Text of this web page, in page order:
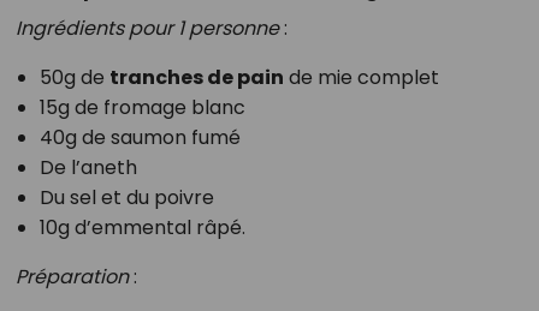
Ingrédients pour 1 personne:
50g de tranches de pain de mie complet
15g de fromage blanc
40g de saumon fumé
De l’aneth
Du sel et du poivre
10g d’emmental râpé.
Préparation: